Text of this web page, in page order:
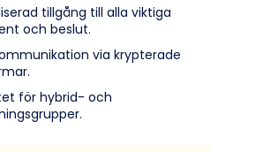
tillgång till alla viktiga
och beslut.
via krypterade
för hybrid- och